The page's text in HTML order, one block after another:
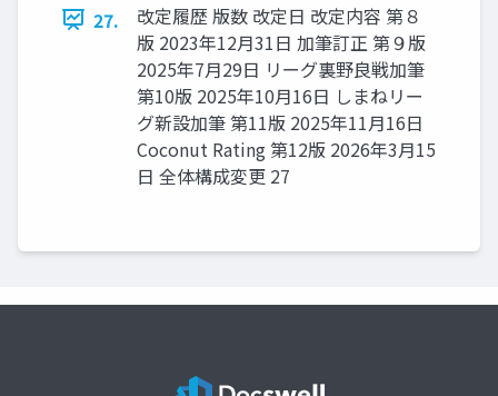
27.
改定履歴 版数 改定日 改定内容 第８
版 2023年12月31日 加筆訂正 第９版
2025年7月29日 リーグ裏野良戦加筆
第10版 2025年10月16日 しまねリー
グ新設加筆 第11版 2025年11月16日
Coconut Rating 第12版 2026年3月15
日 全体構成変更 27